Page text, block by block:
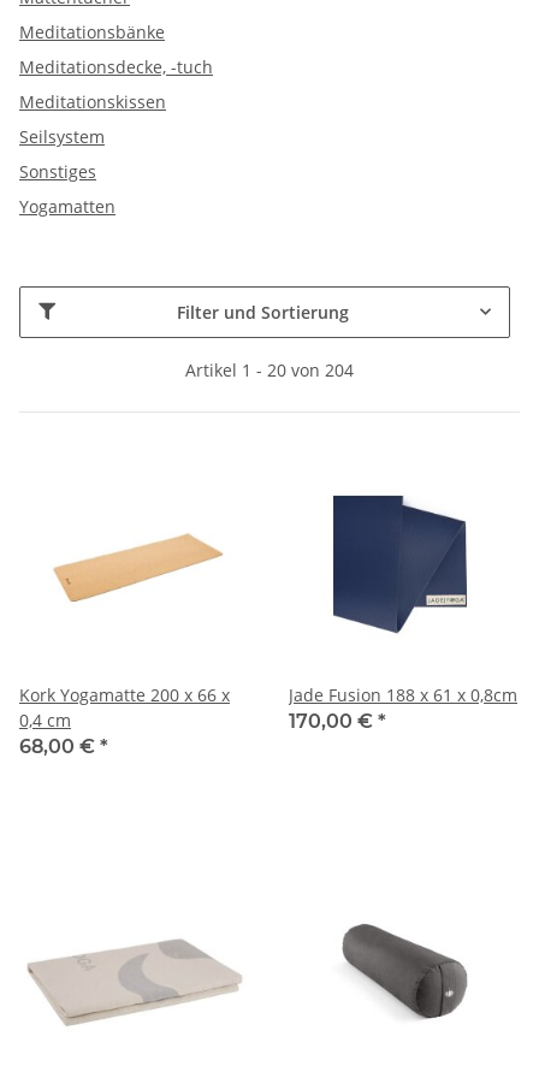
Meditationsbänke
Meditationsdecke, -tuch
Meditationskissen
Seilsystem
Sonstiges
Yogamatten
Filter und Sortierung
Artikel 1 - 20 von 204
Kork Yogamatte 200 x 66 x
0,4 cm
68,00 € *
Jade Fusion 188 x 61 x 0,8cm
170,00 € *